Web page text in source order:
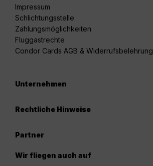
Impressum
Schlichtungsstelle
Zahlungsmöglichkeiten
Fluggastrechte
Condor Cards AGB & Widerrufsbelehrung
Unternehmen
Rechtliche Hinweise
Partner
Wir fliegen auch auf